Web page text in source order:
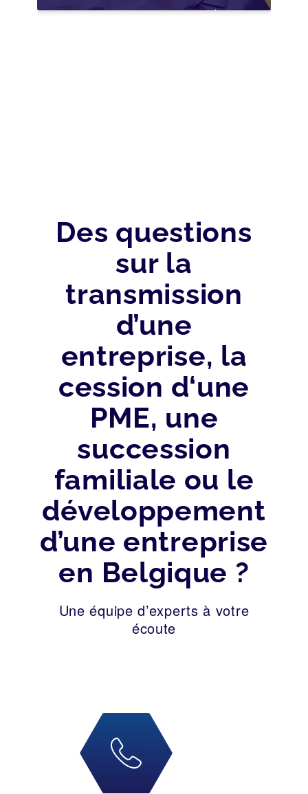
NOUVELLES
Des questions
sur la
transmission
d’une
entreprise, la
cession d‘une
PME, une
succession
familiale ou le
développement
d’une entreprise
en Belgique ?
Une équipe d’experts à votre
écoute